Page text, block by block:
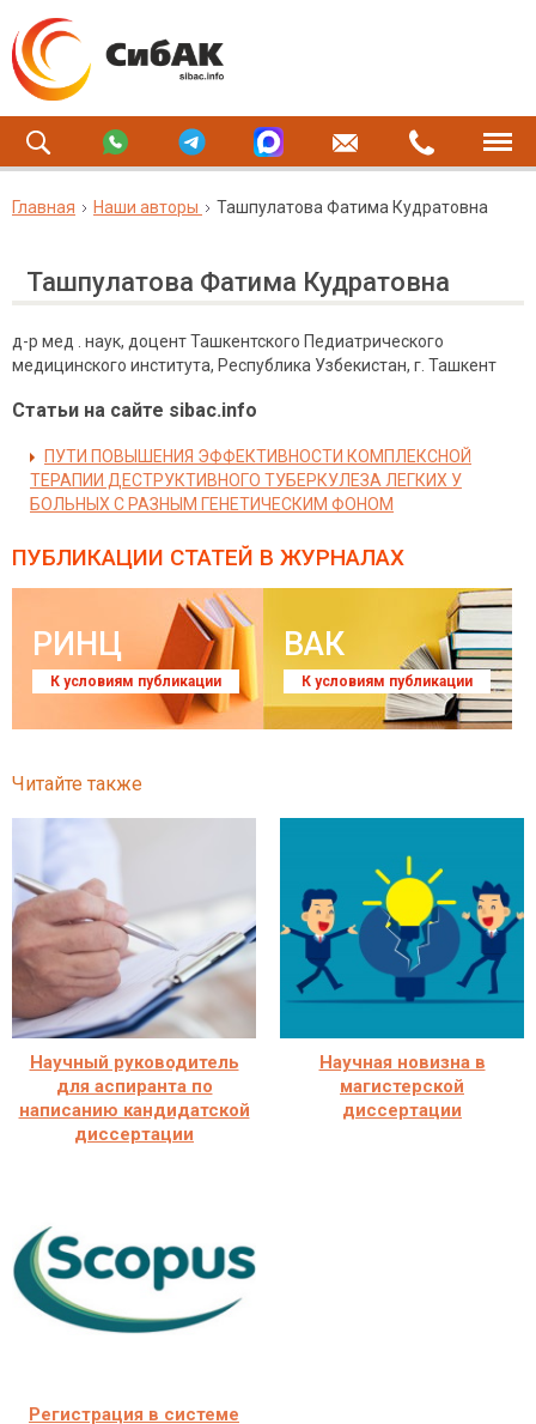
Главная Наши авторы Ташпулатова Фатима Кудратовна
Ташпулатова Фатима Кудратовна
д-р мед . наук, доцент Ташкентского Педиатрического
медицинского института, Республика Узбекистан, г. Ташкент
Статьи на сайте sibac.info
ПУТИ ПОВЫШЕНИЯ ЭФФЕКТИВНОСТИ КОМПЛЕКСНОЙ
ТЕРАПИИ ДЕСТРУКТИВНОГО ТУБЕРКУЛЕЗА ЛЕГКИХ У
БОЛЬНЫХ С РАЗНЫМ ГЕНЕТИЧЕСКИМ ФОНОМ
ПУБЛИКАЦИИ СТАТЕЙ В ЖУРНАЛАХ
РИНЦ
К условиям публикации
ВАК
К условиям публикации
Читайте также
Научный руководитель
для аспиранта по
написанию кандидатской
диссертации
Научная новизна в
магистерской
диссертации
Регистрация в системе